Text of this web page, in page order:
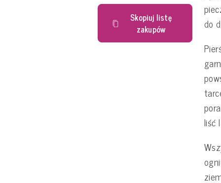
Skopiuj listę
zakupów
do
liść